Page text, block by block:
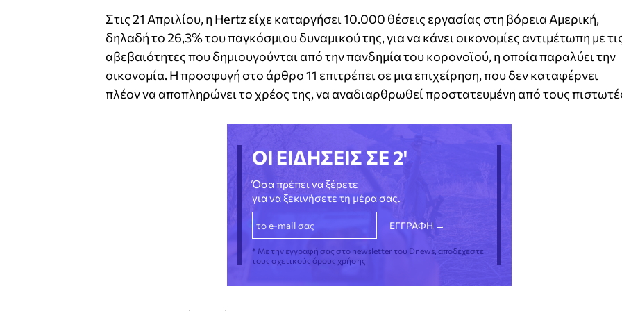
Στις 21 Απριλίου, η Hertz είχε καταργήσει 10.000 θέσεις εργασίας στη βόρεια Αμερική,
δηλαδή το 26,3% του παγκόσμιου δυναμικού της, για να κάνει οικονομίες αντιμέτωπη με
αβεβαιότητες που δημιουγούνται από την πανδημία του κορονοϊού, η οποία παραλύει την
οικονομία. Η προσφυγή στο άρθρο 11 επιτρέπει σε μια επιχείρηση, που δεν καταφέρνει
πλέον να αποπληρώνει το χρέος της, να αναδιαρθρωθεί προστατευμένη από τους
ΟΙ ΕΙΔΗΣΕΙΣ ΣΕ 2'
Όσα πρέπει να ξέρετε
για να ξεκινήσετε τη μέρα σας.
* Με την εγγραφή σας στο newsletter του Dnews, αποδέχεστε
τους σχετικούς όρους χρήσης